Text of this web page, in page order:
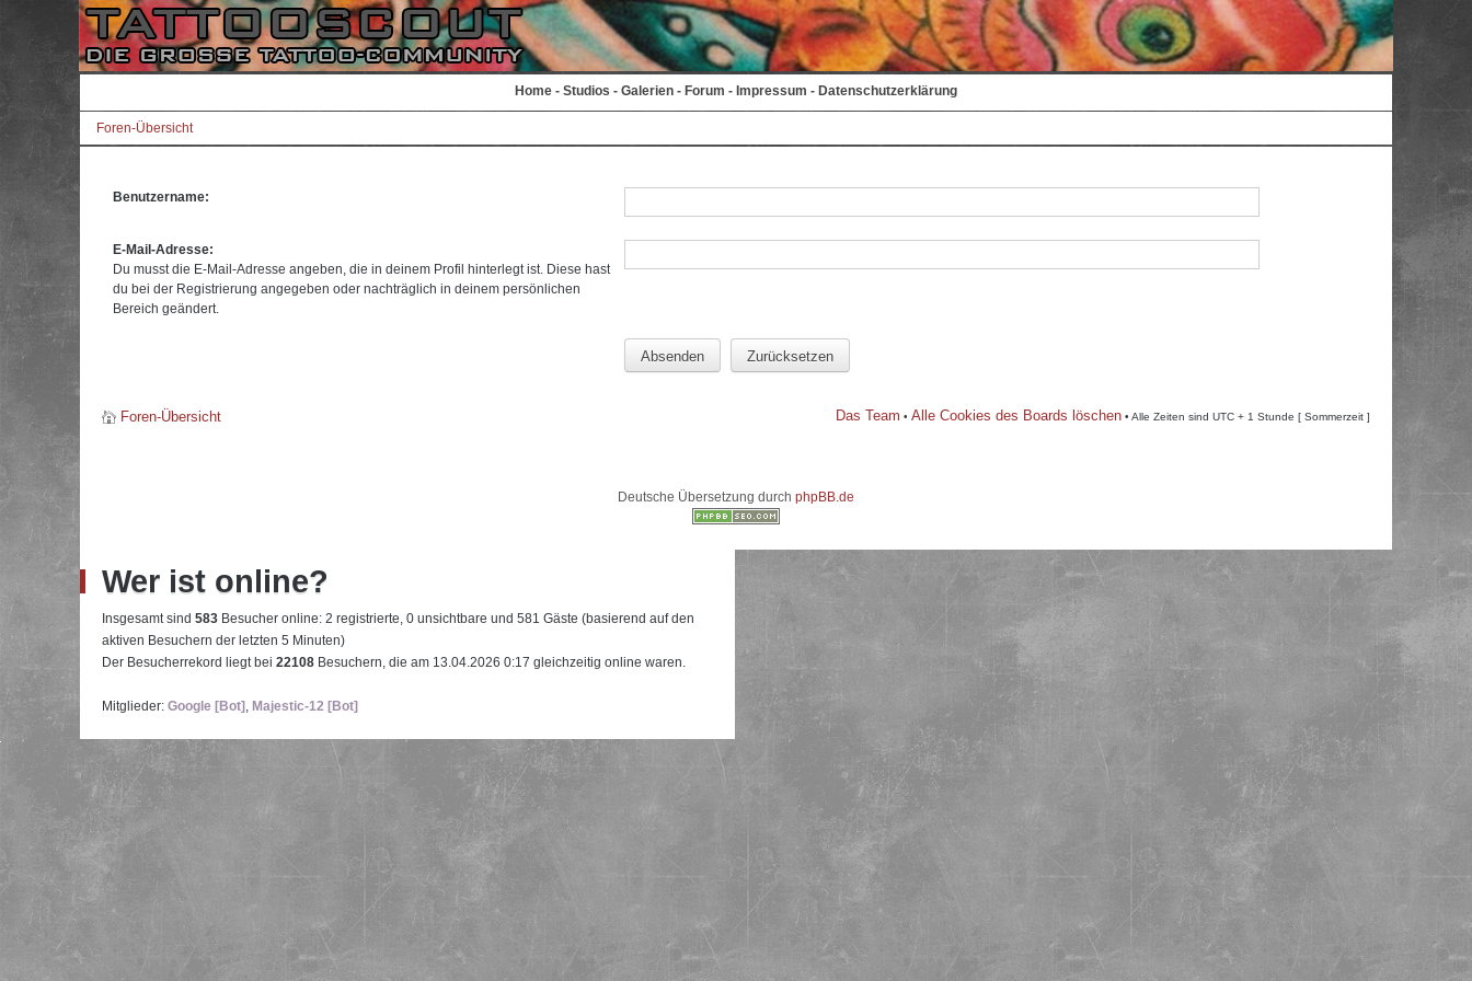
Home - Studios - Galerien - Forum - Impressum - Datenschutzerklärung
Foren-Übersicht
Benutzername:
E-Mail-Adresse:
Du musst die E-Mail-Adresse angeben, die in deinem Profil hinterlegt ist. Diese hast
du bei der Registrierung angegeben oder nachträglich in deinem persönlichen
Bereich geändert.
Foren-Übersicht Das Team • Alle Cookies des Boards löschen • Alle Zeiten sind UTC + 1 Stunde [ Sommerzeit ]
Deutsche Übersetzung durch phpBB.de
Wer ist online?
Insgesamt sind 583 Besucher online: 2 registrierte, 0 unsichtbare und 581 Gäste (basierend auf den
aktiven Besuchern der letzten 5 Minuten)
Der Besucherrekord liegt bei 22108 Besuchern, die am 13.04.2026 0:17 gleichzeitig online waren.
Mitglieder: Google [Bot] , Majestic-12 [Bot]